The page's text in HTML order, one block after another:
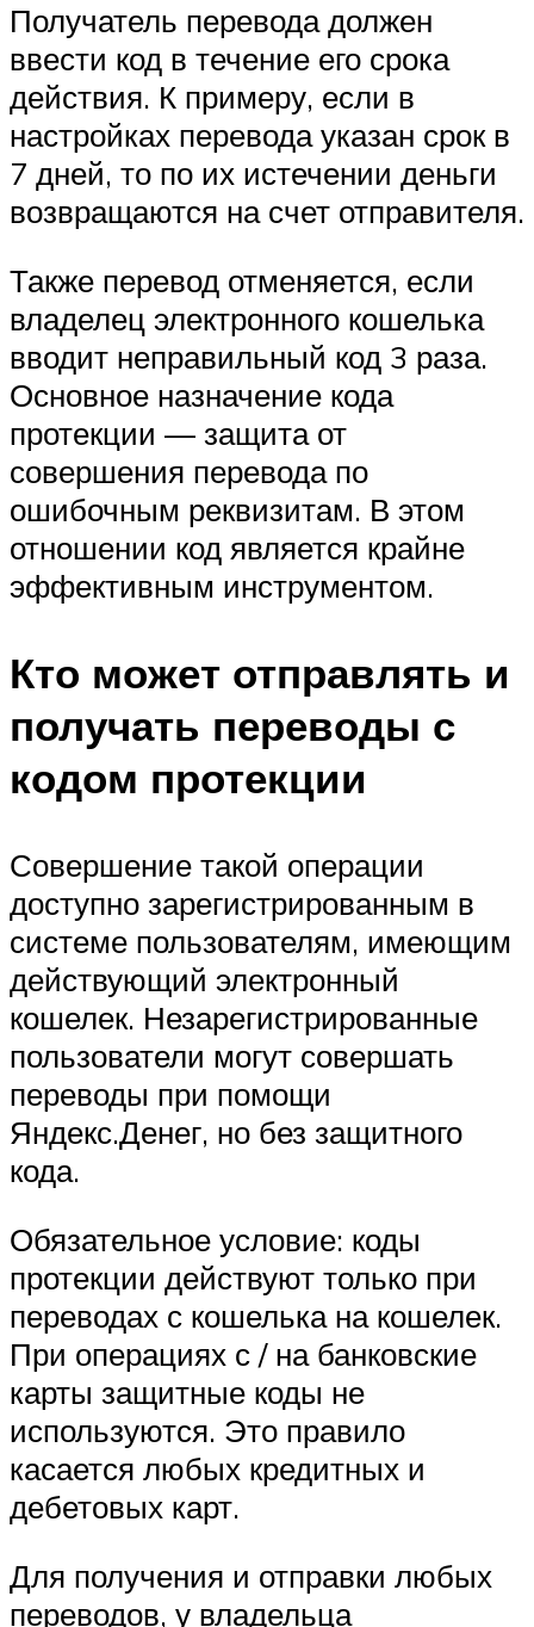
Получатель перевода должен
ввести код в течение его срока
действия. К примеру, если в
настройках перевода указан срок в
7 дней, то по их истечении деньги
возвращаются на счет отправителя.
Также перевод отменяется, если
владелец электронного кошелька
вводит неправильный код 3 раза.
Основное назначение кода
протекции — защита от
совершения перевода по
ошибочным реквизитам. В этом
отношении код является крайне
эффективным инструментом.
Кто может отправлять и
получать переводы с
кодом протекции
Совершение такой операции
доступно зарегистрированным в
системе пользователям, имеющим
действующий электронный
кошелек. Незарегистрированные
пользователи могут совершать
переводы при помощи
Яндекс.Денег, но без защитного
кода.
Обязательное условие: коды
протекции действуют только при
переводах с кошелька на кошелек.
При операциях с / на банковские
карты защитные коды не
используются. Это правило
касается любых кредитных и
дебетовых карт.
Для получения и отправки любых
переводов, у владельца